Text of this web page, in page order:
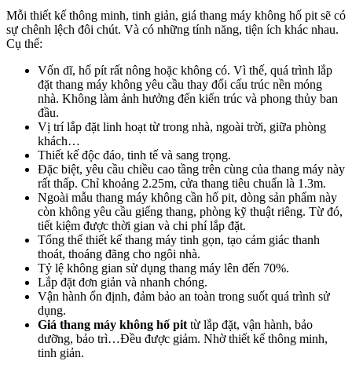
Mỗi thiết kế thông minh, tinh giản, giá thang máy không hố pit sẽ có
sự chênh lệch đôi chút. Và có những tính năng, tiện ích khác nhau.
Cụ thể:
Vốn dĩ, hố pít rất nông hoặc không có. Vì thế, quá trình lắp
đặt thang máy không yêu cầu thay đổi cấu trúc nền móng
nhà. Không làm ảnh hưởng đến kiến trúc và phong thủy ban
đầu.
Vị trí lắp đặt linh hoạt từ trong nhà, ngoài trời, giữa phòng
khách…
Thiết kế độc đáo, tinh tế và sang trọng.
Đặc biệt, yêu cầu chiều cao tầng trên cùng của thang máy này
rất thấp. Chỉ khoảng 2.25m, cửa thang tiêu chuẩn là 1.3m.
Ngoài mẫu thang máy không cần hố pit, dòng sản phẩm này
còn không yêu cầu giếng thang, phòng kỹ thuật riêng. Từ đó,
tiết kiệm được thời gian và chi phí lắp đặt.
Tổng thể thiết kế thang máy tinh gọn, tạo cảm giác thanh
thoát, thoáng đãng cho ngôi nhà.
Tỷ lệ không gian sử dụng thang máy lên đến 70%.
Lắp đặt đơn giản và nhanh chóng.
Vận hành ổn định, đảm bảo an toàn trong suốt quá trình sử
dụng.
Giá thang máy không hố pittừ lắp đặt, vận hành, bảo
dưỡng, bảo trì…Đều được giảm. Nhờ thiết kế thông minh,
tinh giản.